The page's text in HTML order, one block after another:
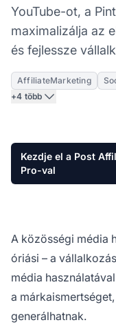
YouTube-ot, a
maximalizálja az
és fejlessze
AffiliateMarketing
+4 több
Kezdje el a Post
Pro-val
A közösségi média
óriási – a
média
a
generálhatnak.